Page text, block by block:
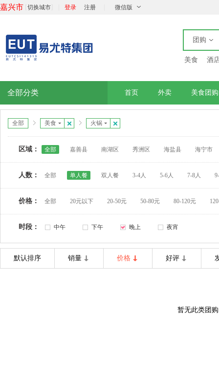
嘉兴市 切换城市 登录 注册 微信版
团购
美食 酒
全部分类 首页 外卖 美食团购
全部 美食 火锅
区域： 全部 嘉善县 南湖区 秀洲区 海盐县 海宁市
人数： 全部 单人餐 双人餐 3-4人 5-6人 7-8人
价格： 全部 20元以下 20-50元 50-80元 80-120元
时段： 中午 下午 晚上 夜宵
默认排序 销量 价格 好评
暂无此类团